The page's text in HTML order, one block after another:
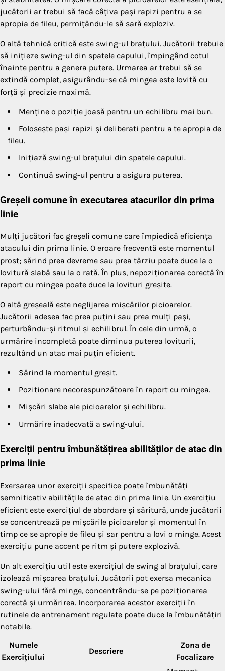
jucătorii ar trebui să facă câțiva pași rapizi pentru a se
apropia de fileu, permițându-le să sară exploziv.
O altă tehnică critică este swing-ul brațului. Jucătorii trebuie
să inițieze swing-ul din spatele capului, împingând cotul
înainte pentru a genera putere. Urmarea ar trebui să se
extindă complet, asigurându-se că mingea este lovită cu
forță și precizie maximă.
Menține o poziție joasă pentru un echilibru mai bun.
Folosește pași rapizi și deliberati pentru a te apropia de
fileu.
Inițiază swing-ul brațului din spatele capului.
Continuă swing-ul pentru a asigura puterea.
Greșeli comune în executarea atacurilor din prima
linie
Mulți jucători fac greșeli comune care împiedică eficiența
atacului din prima linie. O eroare frecventă este momentul
prost; sărind prea devreme sau prea târziu poate duce la o
lovitură slabă sau la o rată. În plus, nepoziționarea corectă în
raport cu mingea poate duce la lovituri greșite.
O altă greșeală este neglijarea mișcărilor picioarelor.
Jucătorii adesea fac prea puțini sau prea mulți pași,
perturbându-și ritmul și echilibrul. În cele din urmă, o
urmărire incompletă poate diminua puterea loviturii,
rezultând un atac mai puțin eficient.
Sărind la momentul greșit.
Pozitionare necorespunzătoare în raport cu mingea.
Mișcări slabe ale picioarelor și echilibru.
Urmărire inadecvată a swing-ului.
Exerciții pentru îmbunătățirea abilităților de atac din
prima linie
Exersarea unor exerciții specifice poate îmbunătăți
semnificativ abilitățile de atac din prima linie. Un exercițiu
eficient este exercițiul de abordare și săritură, unde jucătorii
se concentrează pe mișcările picioarelor și momentul în
timp ce se apropie de fileu și sar pentru a lovi o minge. Acest
exercițiu pune accent pe ritm și putere explozivă.
Un alt exercițiu util este exercițiul de swing al brațului, care
izolează mișcarea brațului. Jucătorii pot exersa mecanica
swing-ului fără minge, concentrându-se pe poziționarea
corectă și urmărirea. Incorporarea acestor exerciții în
rutinele de antrenament regulate poate duce la îmbunătățiri
notabile.
Numele
Exercițiului
Descriere
Zona de
Focalizare